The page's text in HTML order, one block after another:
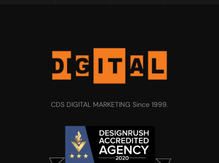
CDS DIGITAL MARKETING Since 1999.